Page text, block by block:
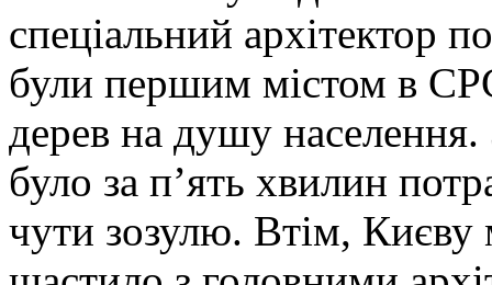
спеціальний архітектор
були першим містом в
дерев на душу
було за п’ять хвилин
чути зозулю. Втім,